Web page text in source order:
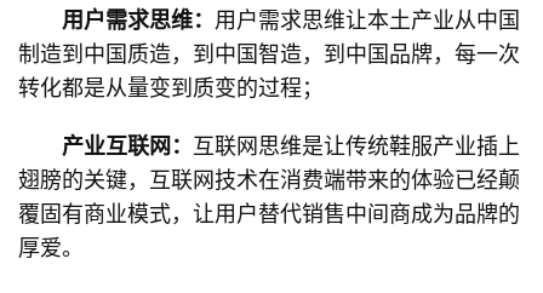
用户需求思维： 用户需求思维让本土产业从中国
制造到中国质造，到中国智造，到中国品牌，每一次
转化都是从量变到质变的过程；
产业互联网： 互联网思维是让传统鞋服产业插上
翅膀的关键，互联网技术在消费端带来的体验已经颠
覆固有商业模式，让用户替代销售中间商成为品牌的
厚爱。